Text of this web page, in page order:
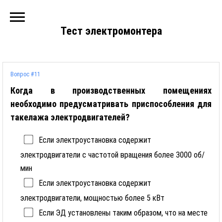
Тест электромонтера
Вопрос #11
Когда в производственных помещениях
необходимо предусматривать приспособления для
такелажа электродвигателей?
Если электроустановка содержит
электродвигатели с частотой вращения более 3000 об/
мин
Если электроустановка содержит
электродвигатели, мощностью более 5 кВт
Если ЭД установлены таким образом, что на месте